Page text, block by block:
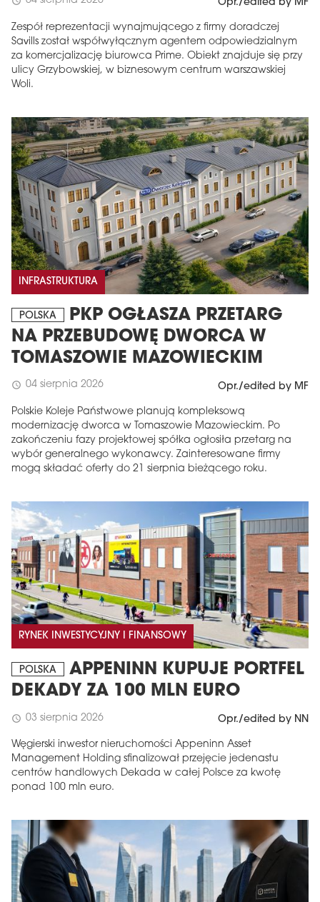
Opr./edited by MF
Zespół reprezentacji wynajmującego z firmy doradczej
Savills został współwyłącznym agentem odpowiedzialnym
za komercjalizację biurowca Prime. Obiekt znajduje się przy
ulicy Grzybowskiej, w biznesowym centrum warszawskiej
Woli.
INFRASTRUKTURA
POLSKA
PKP OGŁASZA PRZETARG
NA PRZEBUDOWĘ DWORCA W
TOMASZOWIE MAZOWIECKIM
schedule 04 sierpnia 2026 Opr./edited by MF
Polskie Koleje Państwowe planują kompleksową
modernizację dworca w Tomaszowie Mazowieckim. Po
zakończeniu fazy projektowej spółka ogłosiła przetarg na
wybór generalnego wykonawcy. Zainteresowane firmy
mogą składać oferty do 21 sierpnia bieżącego roku.
RYNEK INWESTYCYJNY I FINANSOWY
POLSKA
APPENINN KUPUJE PORTFEL
DEKADY ZA 100 MLN EURO
schedule 03 sierpnia 2026 Opr./edited by NN
Węgierski inwestor nieruchomości Appeninn Asset
Management Holding sfinalizował przejęcie jedenastu
centrów handlowych Dekada w całej Polsce za kwotę
ponad 100 mln euro.